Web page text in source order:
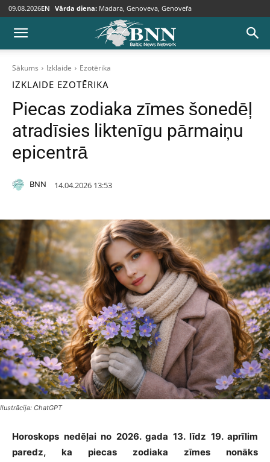
09.08.2026EN Vārda diena: Madara, Genoveva, Genovefa
Sākums Izklaide Ezotērika
IZKLAIDE EZOTĒRIKA
Piecas zodiaka zīmes šonedēļ
atradīsies liktenīgu pārmaiņu
epicentrā
BNN 14.04.2026 13:53
Ilustrācija: ChatGPT
Horoskops nedēļai no 2026. gada 13. līdz 19. aprīlim
paredz, ka piecas zodiaka zīmes nonāks